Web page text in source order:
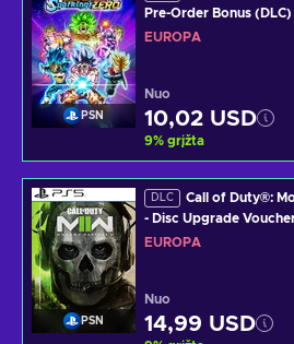
PSN
Pre-Order Bonus
EUROPE
EUROPA
Nuo
10,02 USD
9% grįžta
PSN
DLC
Call of Duty®:
- Disc Upgrade
PSN Key EUROPE
EUROPA
Nuo
14,99 USD